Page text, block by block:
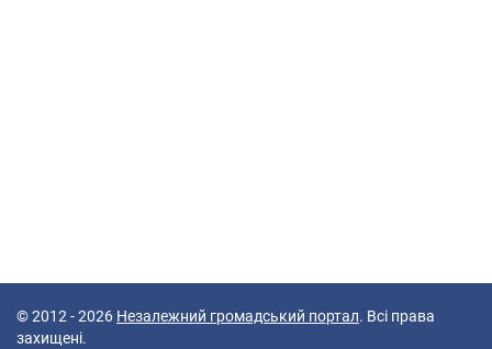
© 2012 - 2026 Незалежний громадський портал. Всі права
захищені.